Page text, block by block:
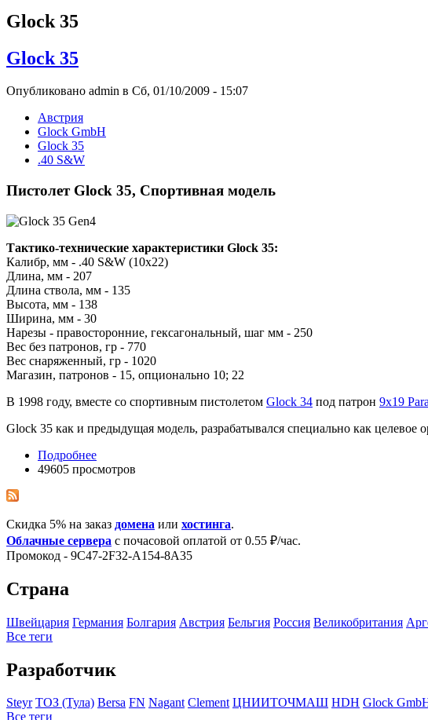
Glock 35
Glock 35
Опубликовано admin в Сб, 01/10/2009 - 15:07
Австрия
Glock GmbH
Glock 35
.40 S&W
Пистолет Glock 35, Спортивная модель
Тактико-технические характеристики Glock 35:
Калибр, мм - .40 S&W (10x22)
Длина, мм - 207
Длина ствола, мм - 135
Высота, мм - 138
Ширина, мм - 30
Нарезы - правосторонние, гексагональный, шаг мм - 250
Вес без патронов, гр - 770
Вес снаряженный, гр - 1020
Магазин, патронов - 15, опционально 10; 22
В 1998 году, вместе со спортивным пистолетом Glock 34 под патрон 9x19
Glock 35 как и предыдущая модель, разрабатывался специально как
Подробнее
49605 просмотров
Скидка 5% на заказ домена или хостинга.
Облачные сервера с почасовой оплатой от 0.55 ₽/час.
Промокод - 9C47-2F32-A154-8A35
Страна
Швейцария Германия Болгария Австрия Бельгия Росcия Великобритания
Все теги
Разработчик
Steyr ТОЗ (Тула) Bersa FN Nagant Clement ЦНИИТОЧМАШ HDH Glock
Все теги